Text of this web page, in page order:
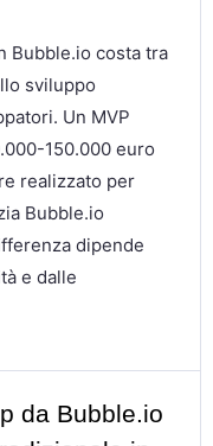
Bubble.io costa tra
sviluppo
Un MVP
150.000 euro
realizzato per
Bubble.io
dipende
e dalle
da Bubble.io